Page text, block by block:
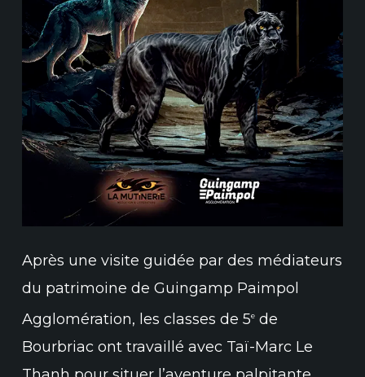
Après une visite guidée par des médiateurs
du patrimoine de Guingamp Paimpol
Agglomération, les classes de 5ede
Bourbriac ont travaillé avec Taï-Marc Le